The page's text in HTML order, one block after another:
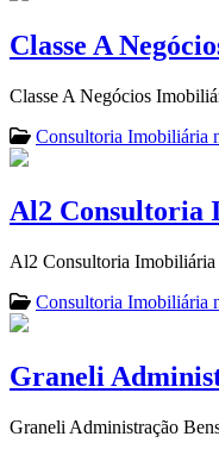
Classe A
Classe A Negócios
Consultoria Imobiliária
Al2 Consultoria
Al2 Consultoria Imobiliária
Consultoria Imobiliária
Graneli
Graneli Administração